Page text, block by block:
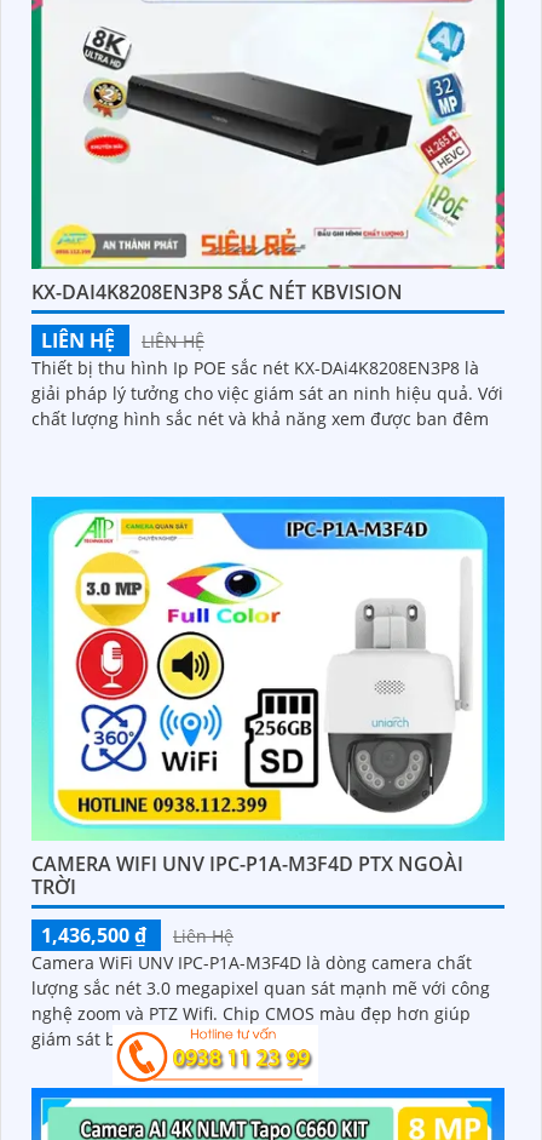
KX-DAI4K8208EN3P8 SẮC NÉT KBVISION
LIÊN HỆ
LIÊN HỆ
Thiết bị thu hình Ip POE sắc nét KX-DAi4K8208EN3P8 là
giải pháp lý tưởng cho việc giám sát an ninh hiệu quả. Với
chất lượng hình sắc nét và khả năng xem được ban đêm
CAMERA WIFI UNV IPC-P1A-M3F4D PTX NGOÀI
TRỜI
1,436,500 ₫
Liên Hệ
Camera WiFi UNV IPC-P1A-M3F4D là dòng camera chất
lượng sắc nét 3.0 megapixel quan sát mạnh mẽ với công
nghệ zoom và PTZ Wifi. Chip CMOS màu đẹp hơn giúp
giám sát ban đêm hồng ngoại 30m